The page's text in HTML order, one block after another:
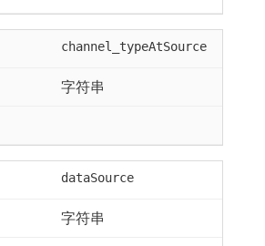
channel_typeAtSource
字符串
dataSource
字符串